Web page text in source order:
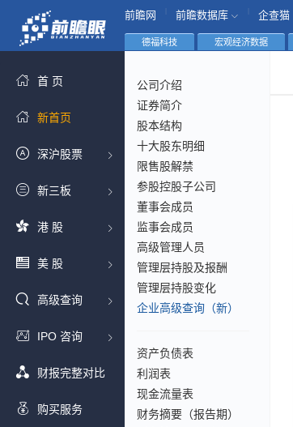
前瞻网 前瞻数据库 企查猫
首 页
新首页
深沪股票
新三板
港 股
美 股
高级查询
IPO 咨询
财报完整对比
购买服务
德福科技 宏观经济数据
公司介绍
证券简介
股本结构
十大股东明细
限售股解禁
参股控股子公司
董事会成员
监事会成员
高级管理人员
管理层持股及报酬
管理层持股变化
企业高级查询（新）
资产负债表
利润表
现金流量表
财务摘要（报告期）